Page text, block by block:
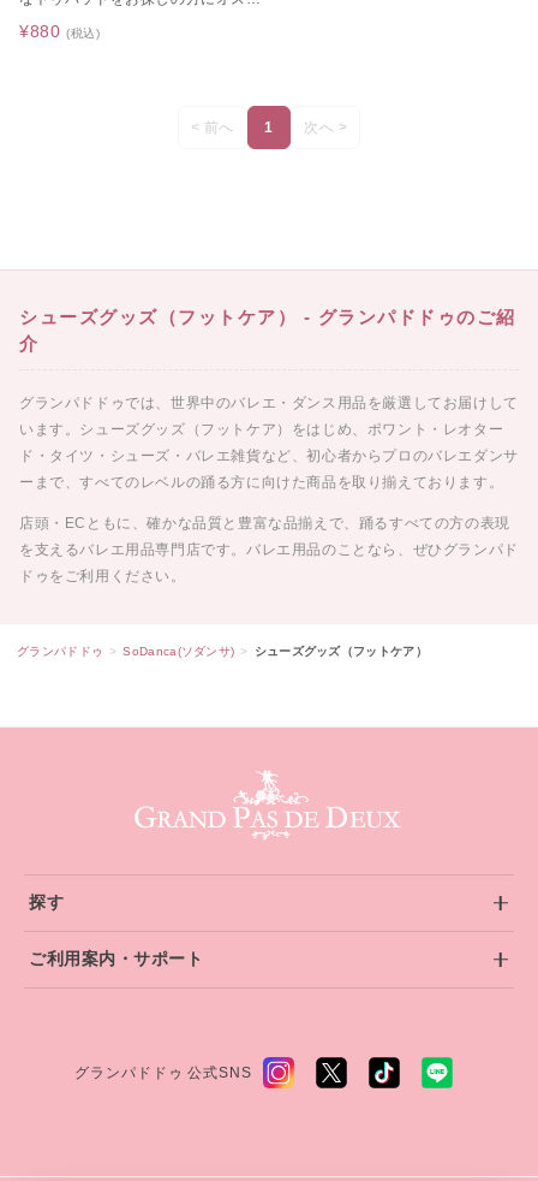
メ♪
¥880 (税込)
< 前へ 1 次へ >
シューズグッズ（フットケア） - グランパドドゥのご紹
介
グランパドドゥでは、世界中のバレエ・ダンス用品を厳選してお届けして
います。シューズグッズ（フットケア）をはじめ、ポワント・レオター
ド・タイツ・シューズ・バレエ雑貨など、初心者からプロのバレエダンサ
ーまで、すべてのレベルの踊る方に向けた商品を取り揃えております。
店頭・ECともに、確かな品質と豊富な品揃えで、踊るすべての方の表現
を支えるバレエ用品専門店です。バレエ用品のことなら、ぜひグランパド
ドゥをご利用ください。
グランパドドゥ SoDanca(ソダンサ) シューズグッズ（フットケア）
探す
ご利用案内・サポート
グランパドドゥ 公式SNS